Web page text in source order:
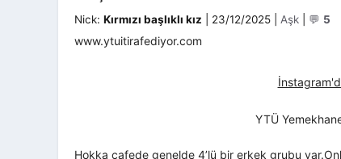
Nick: Kırmızı başlıklı kız 23/12/2025 Kategoriler
Aşk 💬 5
www.ytuitirafediyor.com
YTÜ
Hokka cafede genelde 4’lü bir erkek grubu